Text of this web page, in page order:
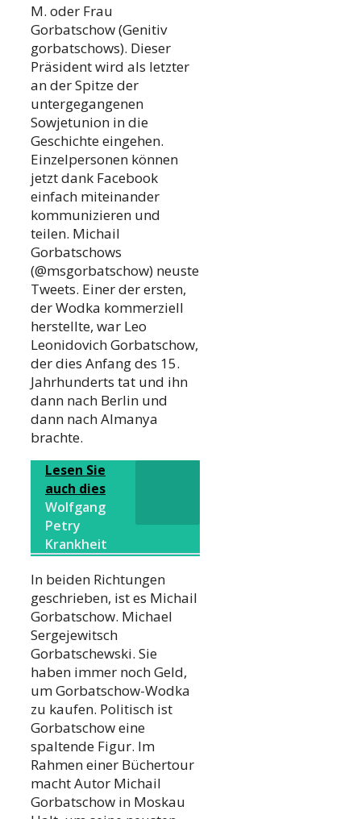
M. oder Frau
Gorbatschow (Genitiv
gorbatschows). Dieser
Präsident wird als letzter
an der Spitze der
untergegangenen
Sowjetunion in die
Geschichte eingehen.
Einzelpersonen können
jetzt dank Facebook
einfach miteinander
kommunizieren und
teilen. Michail
Gorbatschows
(@msgorbatschow) neuste
Tweets. Einer der ersten,
der Wodka kommerziell
herstellte, war Leo
Leonidovich Gorbatschow,
der dies Anfang des 15.
Jahrhunderts tat und ihn
dann nach Berlin und
dann nach Almanya
brachte.
Lesen Sie
auch dies
Wolfgang
Petry
Krankheit
In beiden Richtungen
geschrieben, ist es Michail
Gorbatschow. Michael
Sergejewitsch
Gorbatschewski. Sie
haben immer noch Geld,
um Gorbatschow-Wodka
zu kaufen. Politisch ist
Gorbatschow eine
spaltende Figur. Im
Rahmen einer Büchertour
macht Autor Michail
Gorbatschow in Moskau